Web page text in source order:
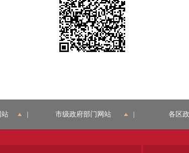
站 市级政府部门网站 各区